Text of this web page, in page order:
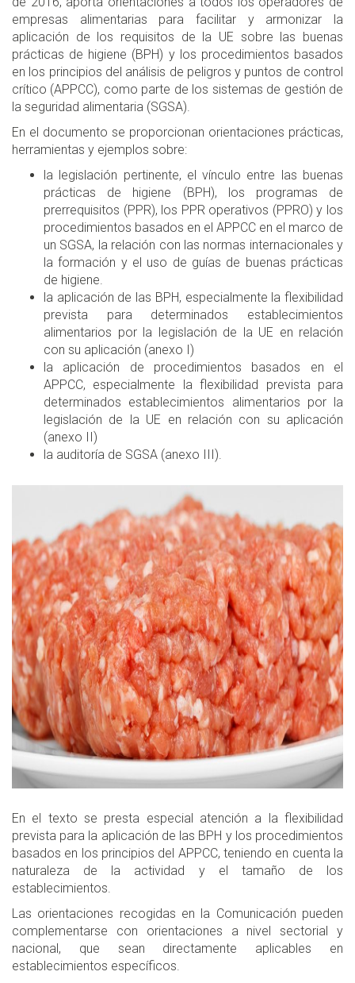
empresas alimentarias para facilitar y armonizar la
aplicación de los requisitos de la UE sobre las buenas
prácticas de higiene (BPH) y los procedimientos basados
en los principios del análisis de peligros y puntos de control
crítico (APPCC), como parte de los sistemas de gestión de
la seguridad alimentaria (SGSA).
En el documento se proporcionan orientaciones prácticas,
herramientas y ejemplos sobre:
la legislación pertinente, el vínculo entre las buenas
prácticas de higiene (BPH), los programas de
prerrequisitos (PPR), los PPR operativos (PPRO) y los
procedimientos basados en el APPCC en el marco de
un SGSA, la relación con las normas internacionales y
la formación y el uso de guías de buenas prácticas
de higiene.
la aplicación de las BPH, especialmente la flexibilidad
prevista para determinados establecimientos
alimentarios por la legislación de la UE en relación
con su aplicación (anexo I)
la aplicación de procedimientos basados en el
APPCC, especialmente la flexibilidad prevista para
determinados establecimientos alimentarios por la
legislación de la UE en relación con su aplicación
(anexo II)
la auditoría de SGSA (anexo III).
En el texto se presta especial atención a la flexibilidad
prevista para la aplicación de las BPH y los procedimientos
basados en los principios del APPCC, teniendo en cuenta la
naturaleza de la actividad y el tamaño de los
establecimientos.
Las orientaciones recogidas en la Comunicación pueden
complementarse con orientaciones a nivel sectorial y
nacional, que sean directamente aplicables en
establecimientos específicos.